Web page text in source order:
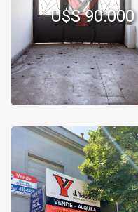
U$S 90.000